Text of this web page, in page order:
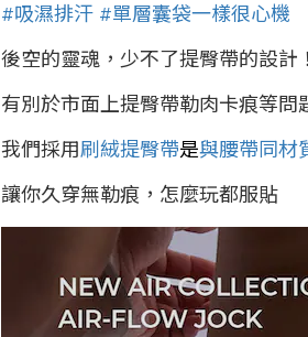
#吸濕排汗 #單層囊袋一樣很心機
後空的靈魂，少不了提臀帶的設計！
有別於市面上提臀帶勒肉卡痕等問
我們採用刷絨提臀帶是與腰帶同材
讓你久穿無勒痕，怎麼玩都服貼